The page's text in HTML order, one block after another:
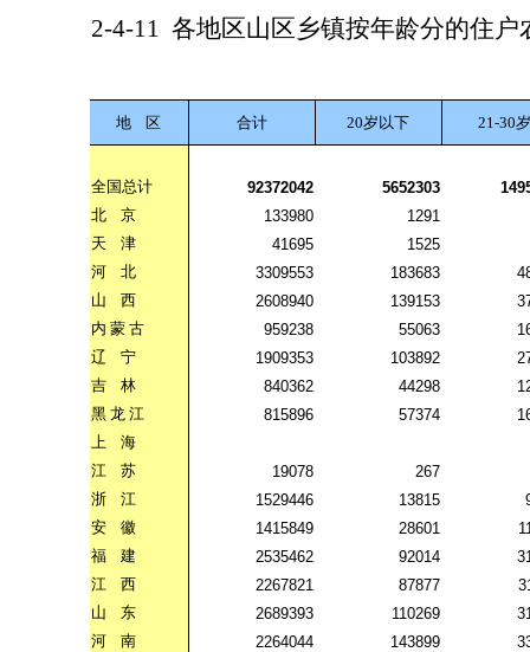
2-4-11 各地区山区乡镇按年龄分的住户
地 区 合计 20岁以下 21-30岁
全国总计 92372042 5652303
北
京 133980
1291
天
津 41695
1525
河
北 3309553 183683
山
西 2608940 139153
内 蒙 古 959238 55063
辽
宁 1909353 103892
吉
林 840362 44298
黑 龙 江 815896 57374
上
海
江
苏 19078
267
浙
江 1529446 13815
安
徽 1415849 28601
福
建 2535462 92014
江
西 2267821 87877
山
东 2689393 110269
河
南 2264044 143899